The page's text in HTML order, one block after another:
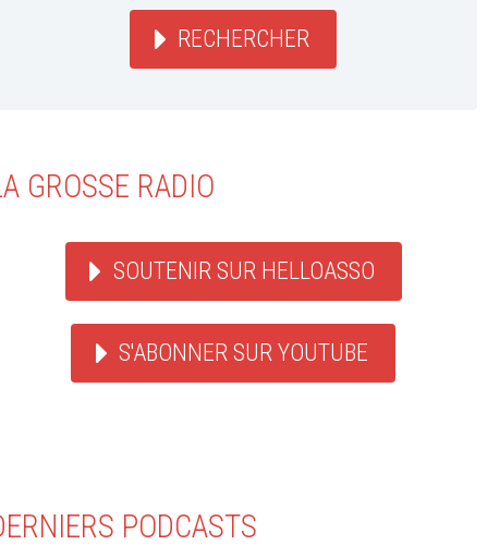
RECHERCHER
GROSSE RADIO
SOUTENIR SUR HELLOASSO
S'ABONNER SUR YOUTUBE
PODCASTS